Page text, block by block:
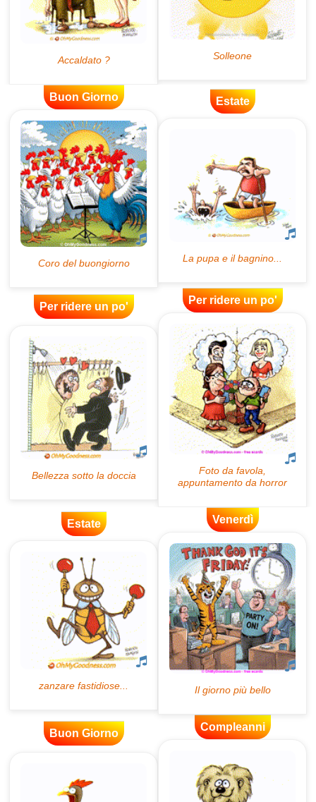
Buon Giorno Estate
Per ridere un po'
Per ridere un po'
Estate Venerdì
Buon Giorno
Compleanni